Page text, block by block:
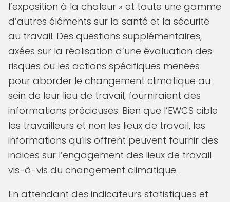
l’exposition à la chaleur » et toute une gamme
d’autres éléments sur la santé et la sécurité
au travail. Des questions supplémentaires,
axées sur la réalisation d’une évaluation des
risques ou les actions spécifiques menées
pour aborder le changement climatique au
sein de leur lieu de travail, fourniraient des
informations précieuses. Bien que l’EWCS cible
les travailleurs et non les lieux de travail, les
informations qu’ils offrent peuvent fournir des
indices sur l’engagement des lieux de travail
vis-à-vis du changement climatique.
En attendant des indicateurs statistiques et